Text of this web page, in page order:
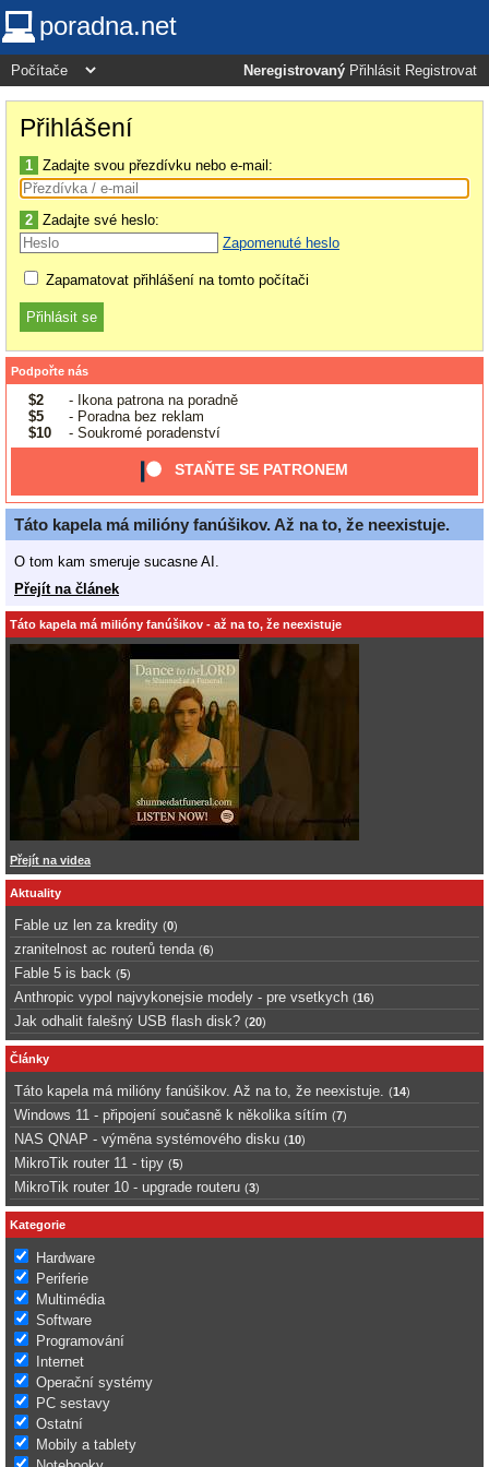
poradna.net
Neregistrovaný Přihlásit Registrovat
Přihlášení
1 Zadajte svou přezdívku nebo e-mail:
2 Zadajte své heslo:
Zapomenuté heslo
Zapamatovat přihlášení na tomto počítači
Podpořte nás
$2
- Ikona patrona na poradně
$5
- Poradna bez reklam
$10
- Soukromé poradenství
STAŇTE SE PATRONEM
Táto kapela má milióny fanúšikov. Až na to, že neexistuje.
O tom kam smeruje sucasne AI.
Přejít na článek
Táto kapela má milióny fanúšikov - až na to, že neexistuje
Přejít na videa
Aktuality
Fable uz len za kredity (0)
zranitelnost ac routerů tenda (6)
Fable 5 is back (5)
Anthropic vypol najvykonejsie modely - pre vsetkych (16)
Jak odhalit falešný USB flash disk? (20)
Články
Táto kapela má milióny fanúšikov. Až na to, že neexistuje. (14)
Windows 11 - připojení současně k několika sítím (7)
NAS QNAP - výměna systémového disku (10)
MikroTik router 11 - tipy (5)
MikroTik router 10 - upgrade routeru (3)
Kategorie
Hardware
Periferie
Multimédia
Software
Programování
Internet
Operační systémy
PC sestavy
Ostatní
Mobily a tablety